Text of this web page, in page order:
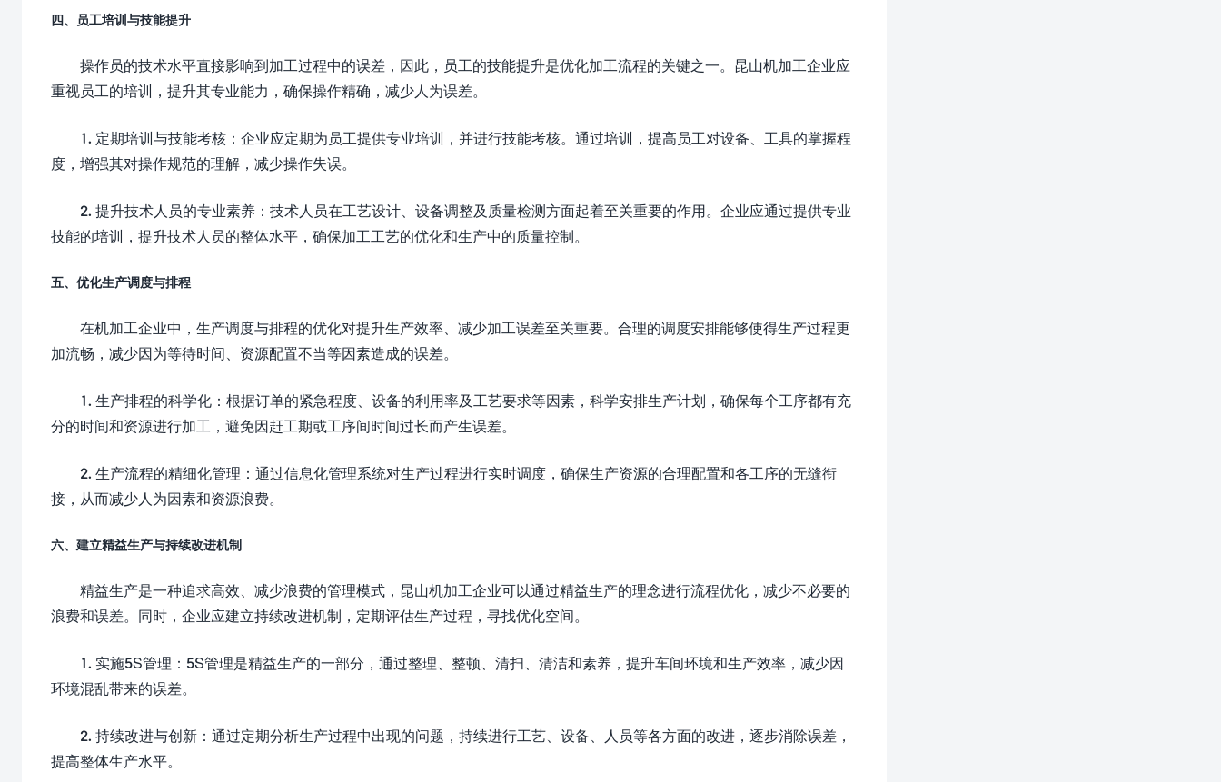
四、员工培训与技能提升
操作员的技术水平直接影响到加工过程中的误差，因此，员工的技能提升是优化加工流程的关键之一。昆山机加工企业应
重视员工的培训，提升其专业能力，确保操作精确，减少人为误差。
1. 定期培训与技能考核：企业应定期为员工提供专业培训，并进行技能考核。通过培训，提高员工对设备、工具的掌握程
度，增强其对操作规范的理解，减少操作失误。
2. 提升技术人员的专业素养：技术人员在工艺设计、设备调整及质量检测方面起着至关重要的作用。企业应通过提供专业
技能的培训，提升技术人员的整体水平，确保加工工艺的优化和生产中的质量控制。
五、优化生产调度与排程
在机加工企业中，生产调度与排程的优化对提升生产效率、减少加工误差至关重要。合理的调度安排能够使得生产过程更
加流畅，减少因为等待时间、资源配置不当等因素造成的误差。
1. 生产排程的科学化：根据订单的紧急程度、设备的利用率及工艺要求等因素，科学安排生产计划，确保每个工序都有充
分的时间和资源进行加工，避免因赶工期或工序间时间过长而产生误差。
2. 生产流程的精细化管理：通过信息化管理系统对生产过程进行实时调度，确保生产资源的合理配置和各工序的无缝衔
接，从而减少人为因素和资源浪费。
六、建立精益生产与持续改进机制
精益生产是一种追求高效、减少浪费的管理模式，昆山机加工企业可以通过精益生产的理念进行流程优化，减少不必要的
浪费和误差。同时，企业应建立持续改进机制，定期评估生产过程，寻找优化空间。
1. 实施5S管理：5S管理是精益生产的一部分，通过整理、整顿、清扫、清洁和素养，提升车间环境和生产效率，减少因
环境混乱带来的误差。
2. 持续改进与创新：通过定期分析生产过程中出现的问题，持续进行工艺、设备、人员等各方面的改进，逐步消除误差，
提高整体生产水平。